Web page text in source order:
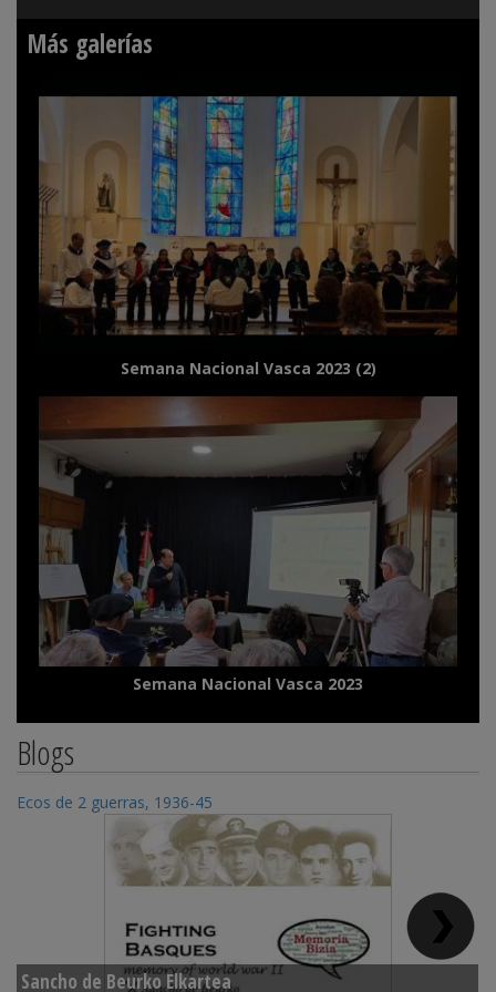
Más galerías
Semana Nacional Vasca 2023 (2)
Semana Nacional Vasca 2023
Blogs
Sancho de Beurko Elkartea
Ecos de 2 guerras, 1936-45